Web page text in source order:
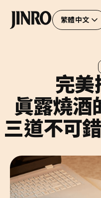
繁體中文
完美
眞露燒酒
三道不可